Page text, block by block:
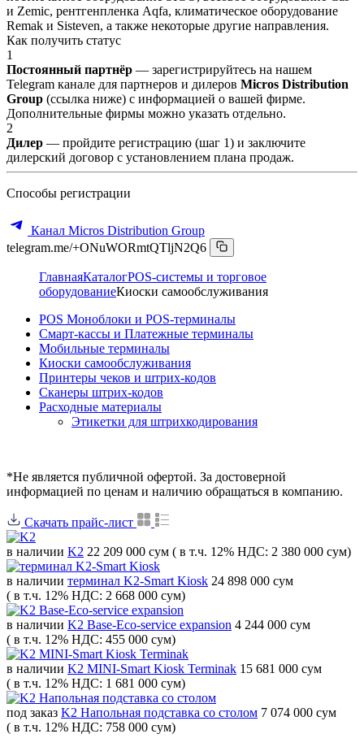
и Zemic, рентгенпленка Aqfa, климатическое оборудование
Remak и Sisteven, а также некоторые другие направления.
Как получить статус
1
Постоянный партнёр — зарегистрируйтесь на нашем
Telegram канале для партнеров и дилеров Micros Distribution
Group (ссылка ниже) с информацией о вашей фирме.
Дополнительные фирмы можно указать отдельно.
2
Дилер — пройдите регистрацию (шаг 1) и заключите
дилерский договор с установлением плана продаж.
Способы регистрации
Канал Micros Distribution Group
telegram.me/+ONuWORmtQTljN2Q6
ГлавнаяКаталогPOS-системы и торговое
оборудованиеКиоски самообслуживания
POS Моноблоки и POS-терминалы
Смарт-кассы и Платежные терминалы
Мобильные терминалы
Киоски самообслуживания
Принтеры чеков и штрих-кодов
Cканеры штрих-кодов
Расходные материалы
Этикетки для штрихкодирования
*Не является публичной офертой. За достоверной
информацией по ценам и наличию обращаться в компанию.
Скачать прайс-лист
в наличии K2 22 209 000 сум ( в т.ч. 12% НДС: 2 380 000 сум)
в наличии терминал K2-Smart Kiosk 24 898 000 сум
( в т.ч. 12% НДС: 2 668 000 сум)
в наличии K2 Base-Eco-service expansion 4 244 000 сум
( в т.ч. 12% НДС: 455 000 сум)
в наличии K2 MINI-Smart Kiosk Terminak 15 681 000 сум
( в т.ч. 12% НДС: 1 681 000 сум)
под заказ K2 Напольная подставка со столом 7 074 000 сум
( в т.ч. 12% НДС: 758 000 сум)